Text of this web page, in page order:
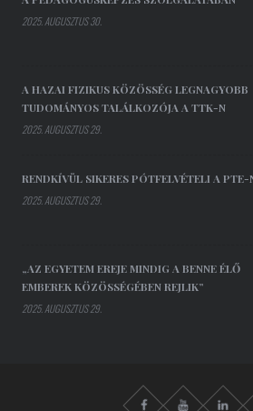
2025. AUGUSZTUS 30.
A HAZAI FIZIKUS KÖZÖSSÉG LEGNAGYOBB
TUDOMÁNYOS TALÁLKOZÓJA A TTK-N
2025. AUGUSZTUS 29.
RENDKÍVÜL SIKERES PÓTFELVÉTELI A PTE-
2025. AUGUSZTUS 29.
„AZ EGYETEM EREJE MINDIG A BENNE ÉLŐ
EMBEREK KÖZÖSSÉGÉBEN REJLIK”
2025. AUGUSZTUS 29.